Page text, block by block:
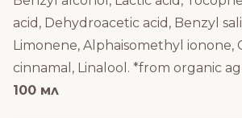
acid, Dehydroacetic acid, Benzyl
Limonene, Alphaisomethyl ionone,
cinnamal, Linalool. *from organic
100 мл